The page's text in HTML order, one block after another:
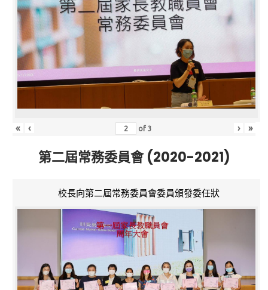
« ‹ of3 › »
第二屆常務委員會 (2020-2021)
校長向第二屆常務委員會委員頒發委任狀